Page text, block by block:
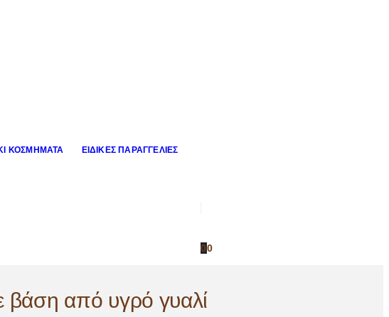
ΚΟΣΜΉΜΑΤΑ ΕΙΔΙΚΈΣ ΠΑΡΑΓΓΕΛΊΕΣ
00
βάση από υγρό γυαλί